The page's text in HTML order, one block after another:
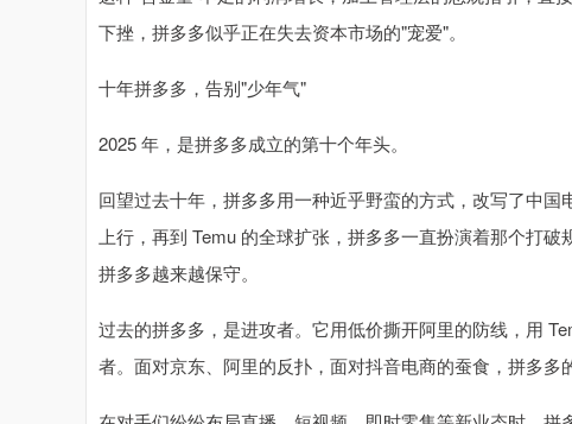
下挫，拼多多似乎正在失去资本市场的"宠爱"。
十年拼多多，告别"少年气"
2025 年，是拼多多成立的第十个年头。
回望过去十年，拼多多用一种近乎野蛮的方式，改写了中
上行，再到 Temu 的全球扩张，拼多多一直扮演着那个打
拼多多越来越保守。
过去的拼多多，是进攻者。它用低价撕开阿里的防线，用
者。面对京东、阿里的反扑，面对抖音电商的蚕食，拼多多